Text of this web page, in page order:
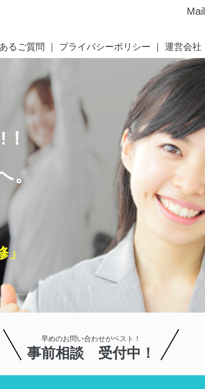
るご質問 プライバシーポリシー 運営会社
!！
。
早めのお問い合わせがベスト！
事前相談 受付中！